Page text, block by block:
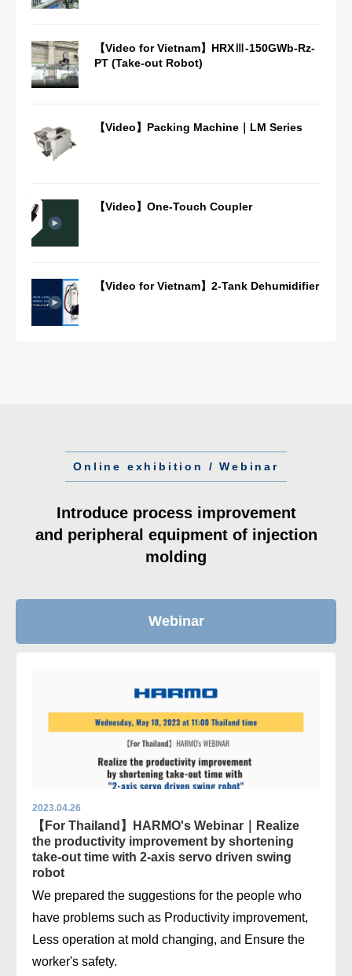
【Video for Vietnam】HRXⅢ-150GWb-Rz-
PT (Take-out Robot)
【Video】Packing Machine｜LM Series
【Video】One-Touch Coupler
【Video for Vietnam】2-Tank Dehumidifier
Online exhibition / Webinar
Introduce process improvement
and peripheral equipment of injection
molding
Webinar
2023.04.26
【For Thailand】HARMO's Webinar｜Realize
the productivity improvement by shortening
take-out time with 2-axis servo driven swing
robot
We prepared the suggestions for the people who
have problems such as Productivity improvement,
Less operation at mold changing, and Ensure the
worker's safety.